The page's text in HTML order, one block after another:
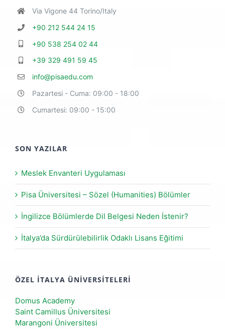
Via Vigone 44 Torino/Italy
+90 212 544 24 15
+90 538 254 02 44
+39 329 491 59 45
info@pisaedu.com
Pazartesi - Cuma: 09:00 - 18:00
Cumartesi: 09:00 - 15:00
SON YAZILAR
Meslek Envanteri Uygulaması
Pisa Üniversitesi – Sözel (Humanities) Bölümler
İngilizce Bölümlerde Dil Belgesi Neden İstenir?
İtalya’da Sürdürülebilirlik Odaklı Lisans Eğitimi
ÖZEL İTALYA ÜNIVERSITELERI
Domus Academy
Saint Camillus Üniversitesi
Marangoni Üniversitesi